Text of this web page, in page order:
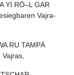
YI RÖ–L GAR
Vajra-
RU TAMPÄ